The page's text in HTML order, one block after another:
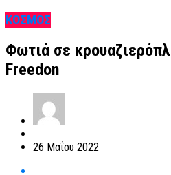
ΚΟΣΜΟΣ
Φωτιά σε
Freedon
26 Μαΐου 2022